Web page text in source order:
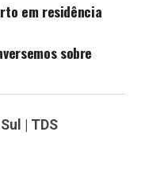
em residência
sobre
| TDS